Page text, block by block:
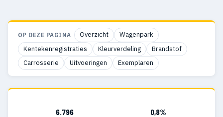
OP DEZE PAGINA Overzicht
Wagenpark
Kentekenregistraties
Kleurverdeling
Brandstof
Carrosserie
Uitvoeringen Exemplaren
6.796 0,8%